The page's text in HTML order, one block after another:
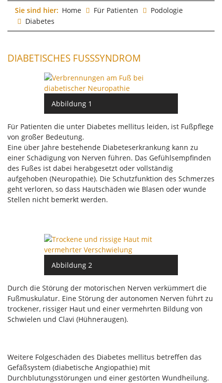
Sie sind hier: Home Für Patienten
Podologie
Diabetes
DIABETISCHES FUSSSYNDROM
Abbildung 1
Für Patienten die unter Diabetes mellitus leiden, ist Fußpflege
von großer Bedeutung.
Eine über Jahre bestehende Diabeteserkrankung kann zu
einer Schädigung von Nerven führen. Das Gefühlsempfinden
des Fußes ist dabei herabgesetzt oder vollständig
aufgehoben (Neuropathie). Die Schutzfunktion des Schmerzes
geht verloren, so dass Hautschäden wie Blasen oder wunde
Stellen nicht bemerkt werden.
Abbildung 2
Durch die Störung der motorischen Nerven verkümmert die
Fußmuskulatur. Eine Störung der autonomen Nerven führt zu
trockener, rissiger Haut und einer vermehrten Bildung von
Schwielen und Clavi (Hühneraugen).
Weitere Folgeschäden des Diabetes mellitus betreffen das
Gefäßsystem (diabetische Angiopathie) mit
Durchblutungsstörungen und einer gestörten Wundheilung.